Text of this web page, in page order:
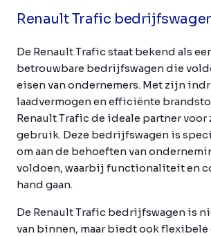
Renault Trafic
De Renault Trafic staat bekend als
betrouwbare bedrijfswagen die
eisen van ondernemers. Met zijn
laadvermogen en efficiënte
Renault Trafic de ideale partner voor
gebruik. Deze bedrijfswagen is
om aan de behoeften van
voldoen, waarbij functionaliteit en
hand gaan.
De Renault Trafic bedrijfswagen is
van binnen, maar biedt ook